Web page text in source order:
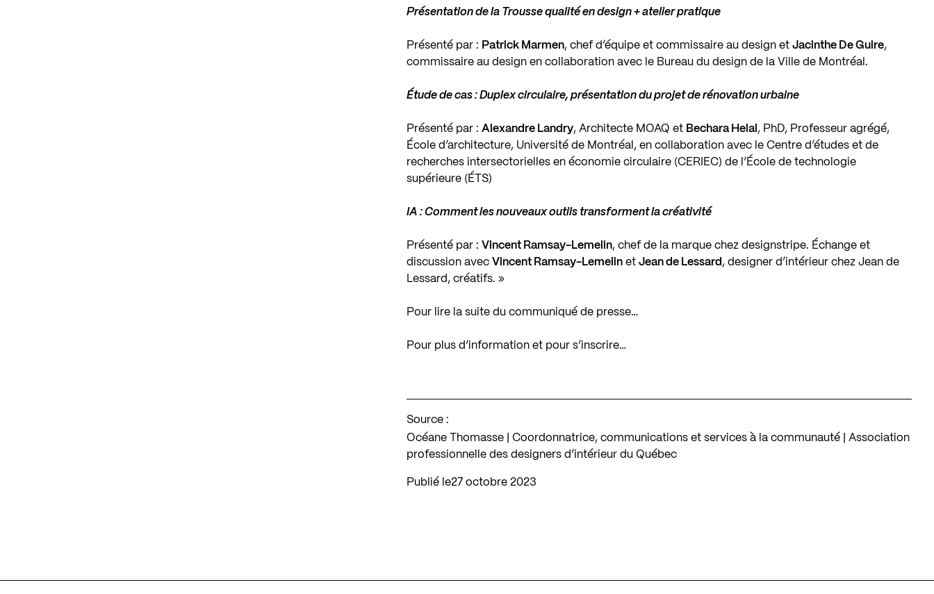
Présentation de la Trousse qualité en design + atelier pratique
Présenté par : Patrick Marmen, chef d’équipe et commissaire au design etJacinthe De Guire,
commissaire au design en collaboration avec le Bureau du design de la Ville de Montréal.
Étude de cas : Duplex circulaire, présentation du projet de rénovation urbaine
Présenté par :Alexandre Landry, Architecte MOAQ et Bechara Helal , PhD, Professeur agrégé,
École d’architecture, Université de Montréal, en collaboration avec le Centre d’études et de
recherches intersectorielles en économie circulaire (CERIEC) de l’École de technologie
supérieure (ÉTS)
IA : Comment les nouveaux outils transforment la créativité
Présenté par :Vincent Ramsay-Lemelin, chef de la marque chez designstripe. Échange et
discussion avecVincent Ramsay-Lemelin etJean de Lessard , designer d’intérieur chez Jean de
Lessard, créatifs. »
Pour lire la suite du communiqué de presse…
Pour plus d’information et pour s’inscrire…
Source :
Océane Thomasse | Coordonnatrice, communications et services à la communauté | Association
professionnelle des designers d’intérieur du Québec
Publié le 27 octobre 2023